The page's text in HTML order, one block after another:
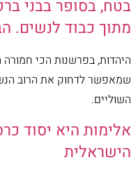
בטח, בסופר בבני
מתוך כבוד לנשים.
היהדות, בפרשנות הכי
שמאפשר לדחוק את הרוב
השוליים.
אלימות היא יסוד
הישראלית